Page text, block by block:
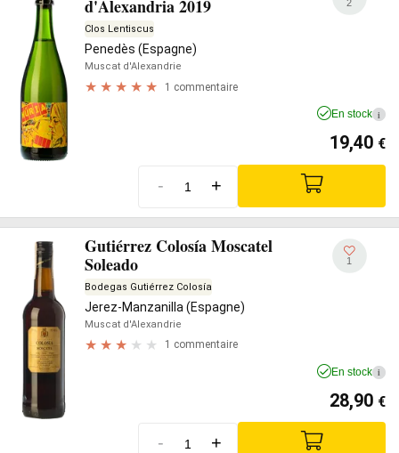
d'Alexandria 2019
Clos Lentiscus
Penedès (Espagne)
Muscat d'Alexandrie
1 commentaire
2
En stock i
19,40 €
- +
Gutiérrez Colosía Moscatel
Soleado
Bodegas Gutiérrez Colosía
Jerez-Manzanilla (Espagne)
Muscat d'Alexandrie
1 commentaire
1
En stock i
28,90 €
- +